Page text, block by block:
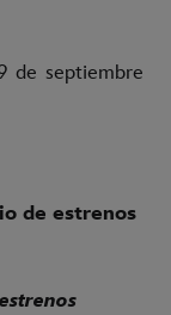
de septiembre
de estrenos